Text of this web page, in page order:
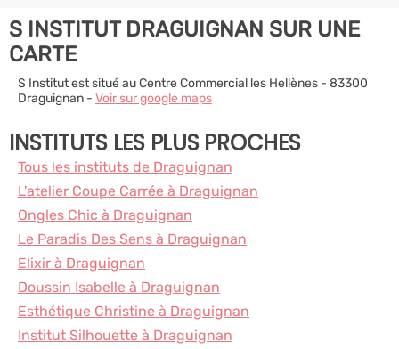
S INSTITUT DRAGUIGNAN SUR UNE
CARTE
S Institut est situé au Centre Commercial les Hellènes - 83300
Draguignan - Voir sur google maps
INSTITUTS LES PLUS PROCHES
Tous les instituts de Draguignan
L'atelier Coupe Carrée à Draguignan
Ongles Chic à Draguignan
Le Paradis Des Sens à Draguignan
Elixir à Draguignan
Doussin Isabelle à Draguignan
Esthétique Christine à Draguignan
Institut Silhouette à Draguignan